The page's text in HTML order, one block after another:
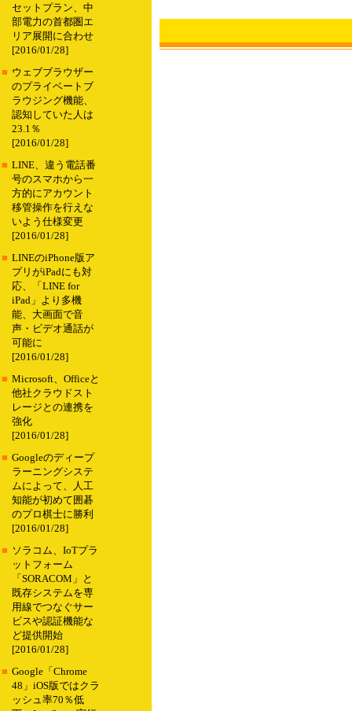
セットプラン、中
部電力の首都圏エ
リア展開に合わせ
[2016/01/28]
■ ウェブブラウザー
のプライベートブ
ラウジング機能、
認知していた人は
23.1％
[2016/01/28]
■ LINE、違う電話番
号のスマホから一
方的にアカウント
移管操作を行えな
いよう仕様変更
[2016/01/28]
■ LINEのiPhone版ア
プリがiPadにも対
応、「LINE for
iPad」より多機
能、大画面で音
声・ビデオ通話が
可能に
[2016/01/28]
■ Microsoft、Officeと
他社クラウドスト
レージとの連携を
強化
[2016/01/28]
■ Googleのディープ
ラーニングシステ
ムによって、人工
知能が初めて囲碁
のプロ棋士に勝利
[2016/01/28]
■ ソラコム、IoTプラ
ットフォーム
「SORACOM」と
既存システムを専
用線でつなぐサー
ビスや認証機能な
ど提供開始
[2016/01/28]
■ Google「Chrome
48」iOS版ではクラ
ッシュ率70％低